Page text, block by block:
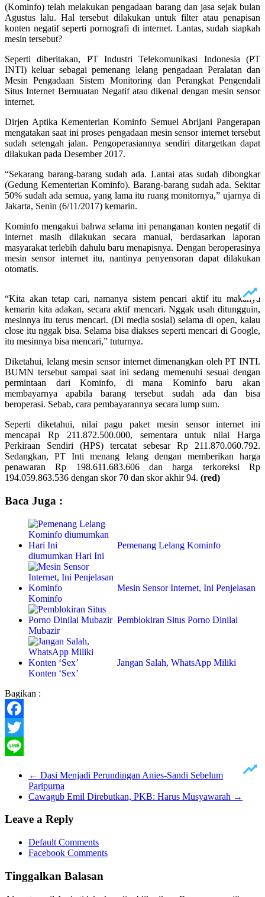
(Kominfo) telah melakukan pengadaan barang dan jasa sejak bulan
Agustus lalu. Hal tersebut dilakukan untuk filter atau penapisan
konten negatif seperti pornografi di internet. Lantas, sudah siapkah
mesin tersebut?
Seperti diberitakan, PT Industri Telekomunikasi Indonesia (PT
INTI) keluar sebagai pemenang lelang pengadaan Peralatan dan
Mesin Pengadaan Sistem Monitoring dan Perangkat Pengendali
Situs Internet Bermuatan Negatif atau dikenal dengan mesin sensor
internet.
Dirjen Aptika Kementerian Kominfo Semuel Abrijani Pangerapan
mengatakan saat ini proses pengadaan mesin sensor internet tersebut
sudah setengah jalan. Pengoperasiannya sendiri ditargetkan dapat
dilakukan pada Desember 2017.
“Sekarang barang-barang sudah ada. Lantai atas sudah dibongkar
(Gedung Kementerian Kominfo). Barang-barang sudah ada. Sekitar
50% sudah ada semua, yang lama itu ruang monitornya,” ujarnya di
Jakarta, Senin (6/11/2017) kemarin.
Kominfo mengakui bahwa selama ini penanganan konten negatif di
internet masih dilakukan secara manual, berdasarkan laporan
masyarakat terlebih dahulu baru menapisnya. Dengan beroperasinya
mesin sensor internet itu, nantinya penyensoran dapat dilakukan
otomatis.
“Kita akan tetap cari, namanya sistem pencari aktif itu makanya
kemarin kita adakan, secara aktif mencari. Nggak usah ditungguin,
mesinnya itu terus mencari. (Di media sosial) selama di open, kalau
close itu nggak bisa. Selama bisa diakses seperti mencari di Google,
itu mesinnya bisa mencari,” tuturnya.
Diketahui, lelang mesin sensor internet dimenangkan oleh PT INTI.
BUMN tersebut sampai saat ini sedang memenuhi sesuai dengan
permintaan dari Kominfo, di mana Kominfo baru akan
membayarnya apabila barang tersebut sudah ada dan bisa
beroperasi. Sebab, cara pembayarannya secara lump sum.
Seperti diketahui, nilai pagu paket mesin sensor internet ini
mencapai Rp 211.872.500.000, sementara untuk nilai Harga
Perkiraan Sendiri (HPS) tercatat sebesar Rp 211.870.060.792.
Sedangkan, PT Inti menang lelang dengan memberikan harga
penawaran Rp 198.611.683.606 dan harga terkoreksi Rp
194.059.863.536 dengan skor 70 dan skor akhir 94. (red)
Baca Juga :
Pemenang Lelang Kominfo
diumumkan Hari Ini
Mesin Sensor Internet, Ini Penjelasan
Kominfo
Pemblokiran Situs Porno Dinilai
Mubazir
Jangan Salah, WhatsApp Miliki
Konten ‘Sex’
Bagikan :
Facebook
Twitter
← Dasi Menjadi Perundingan Anies-Sandi Sebelum
Paripurna
Cawagub Emil Direbutkan, PKB: Harus Musyawarah →
Leave a Reply
Default Comments
Facebook Comments
Tinggalkan Balasan